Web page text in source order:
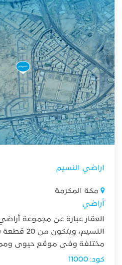
اراضي النسيم
مكة المكرمة
أراضي
العقار عبارة عن مجموعة
النسيم،
مختلفة وفي موقع حيوي
كود: 11000